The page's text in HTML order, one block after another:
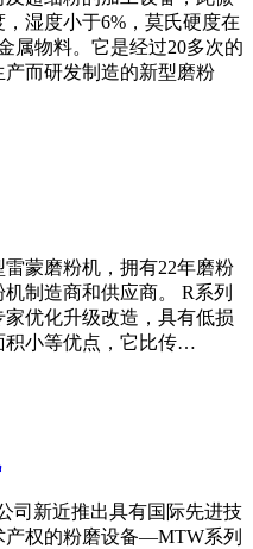
湿度小于6%，莫氏硬度在
属物料。它是经过20多次的
而研发制造的新型磨粉
蒙磨粉机，拥有22年磨粉
制造商和供应商。 R系列
优化升级改造，具有低损
积小等优点，它比传…
司新近推出具有国际先进技
权的粉磨设备—MTW系列